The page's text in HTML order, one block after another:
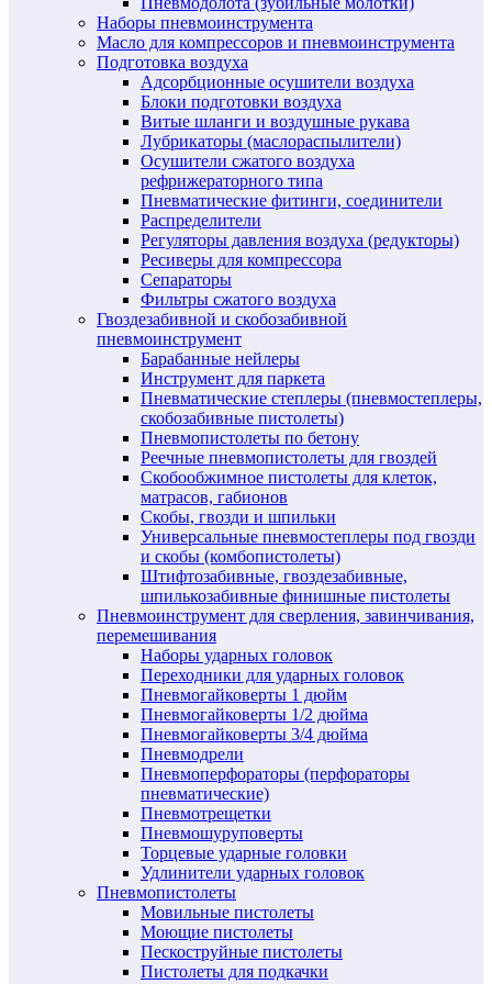
Наборы пневмоинструмента
Масло для компрессоров и пневмоинструмента
Подготовка воздуха
Адсорбционные осушители воздуха
Блоки подготовки воздуха
Витые шланги и воздушные рукава
Лубрикаторы (маслораспылители)
Осушители сжатого воздуха
рефрижераторного типа
Пневматические фитинги, соединители
Распределители
Регуляторы давления воздуха (редукторы)
Ресиверы для компрессора
Сепараторы
Фильтры сжатого воздуха
Гвоздезабивной и скобозабивной
пневмоинструмент
Барабанные нейлеры
Инструмент для паркета
Пневматические степлеры (пневмостеплеры,
скобозабивные пистолеты)
Пневмопистолеты по бетону
Реечные пневмопистолеты для гвоздей
Скобообжимное пистолеты для клеток,
матрасов, габионов
Скобы, гвозди и шпильки
Универсальные пневмостеплеры под гвозди
и скобы (комбопистолеты)
Штифтозабивные, гвоздезабивные,
шпилькозабивные финишные пистолеты
Пневмоинструмент для сверления, завинчивания,
перемешивания
Наборы ударных головок
Переходники для ударных головок
Пневмогайковерты 1 дюйм
Пневмогайковерты 1/2 дюйма
Пневмогайковерты 3/4 дюйма
Пневмодрели
Пневмоперфораторы (перфораторы
пневматические)
Пневмотрещетки
Пневмошуруповерты
Торцевые ударные головки
Удлинители ударных головок
Пневмопистолеты
Мовильные пистолеты
Моющие пистолеты
Пескоструйные пистолеты
Пистолеты для подкачки